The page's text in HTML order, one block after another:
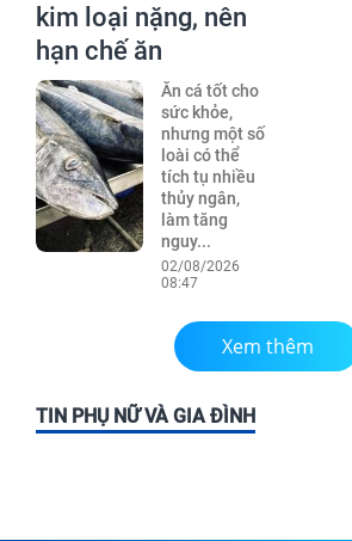
kim loại nặng, nên
hạn chế ăn
Ăn cá tốt cho
sức khỏe,
nhưng một số
loài có thể
tích tụ nhiều
thủy ngân,
làm tăng
nguy...
02/08/2026
08:47
Xem thêm
TIN PHỤ NỮ VÀ GIA ĐÌNH